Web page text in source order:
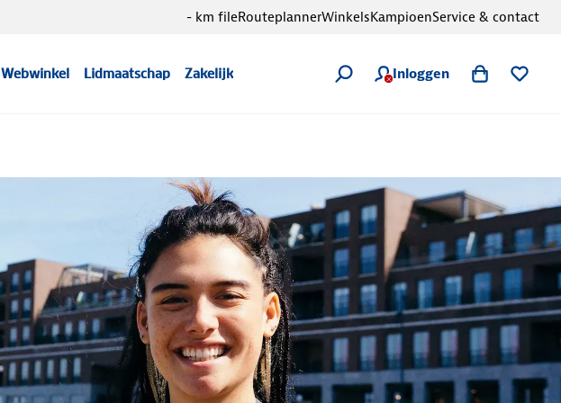
Webwinkel Lidmaatschap Zakelijk Inloggen
- km fileRouteplannerWinkelsKampioenService & contact